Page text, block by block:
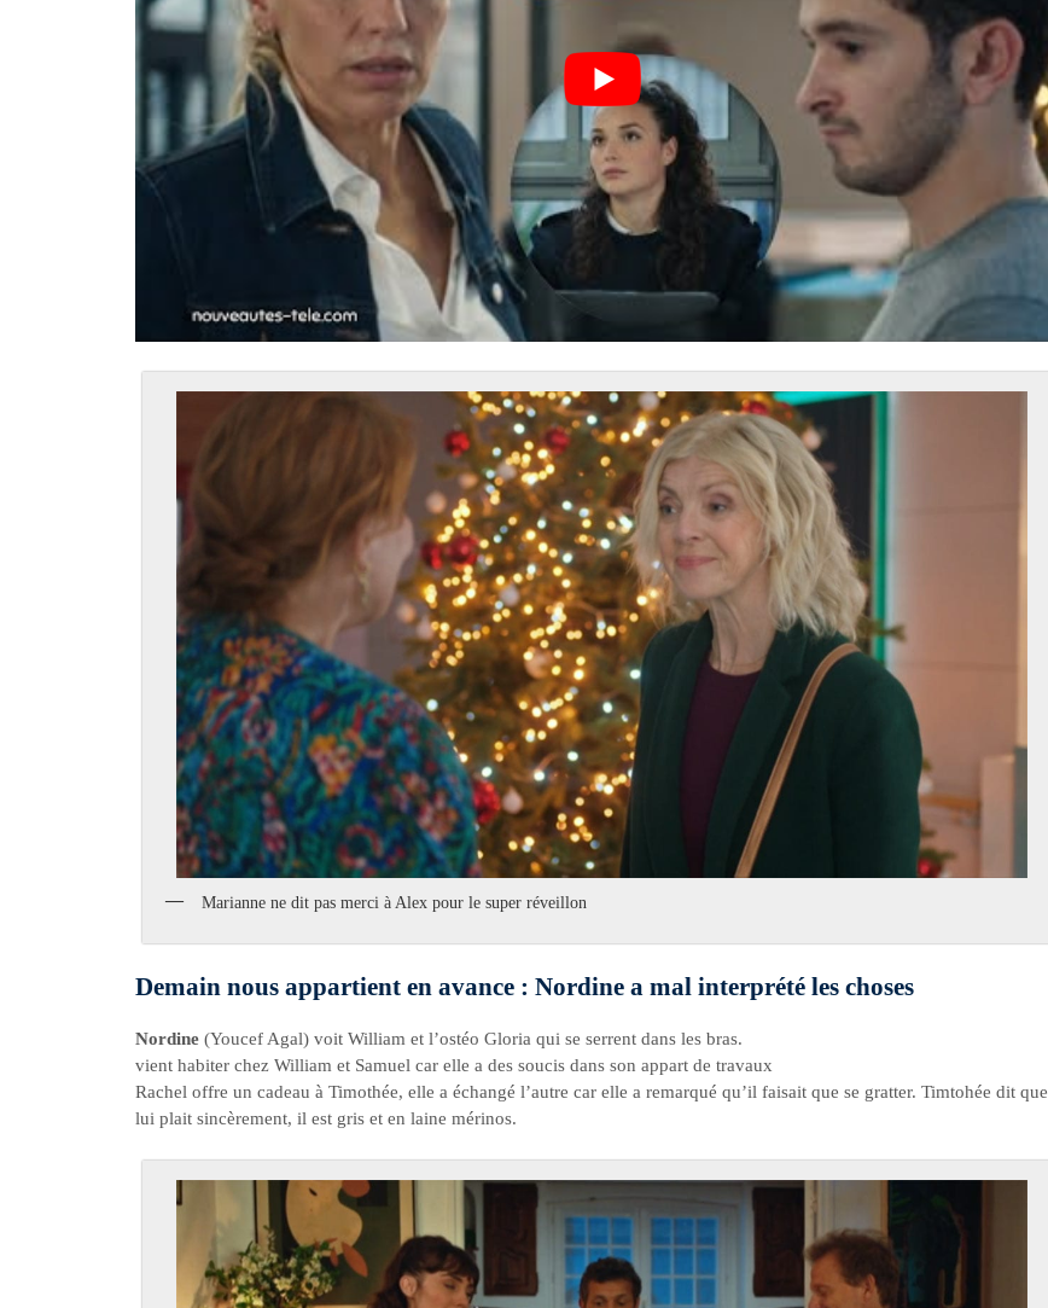
Marianne ne dit pas merci à Alex pour le super réveillon
Demain nous appartient en avance : Nordine a mal interprété les choses
Nordine (Youcef Agal) voit William et l’ostéo Gloria qui se serrent dans les bras.
vient habiter chez William et Samuel car elle a des soucis dans son appart de travaux
Rachel offre un cadeau à Timothée, elle a échangé l’autre car elle a remarqué qu’il faisait que se gratter. Timtohée dit que
lui plait sincèrement, il est gris et en laine mérinos.